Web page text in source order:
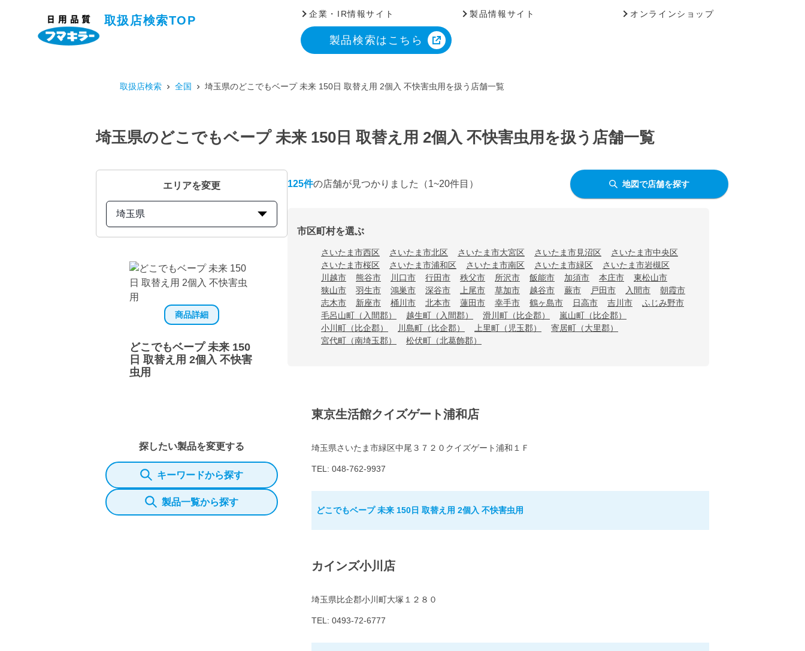
取扱店検索TOP
企業・IR情報サイト 製品情報サイト オンラインショップ
製品検索はこちら
取扱店検索 全国 埼玉県のどこでもベープ 未来 150日 取替え用 2個入 不快害虫用を扱う店舗一覧
埼玉県のどこでもベープ 未来 150日 取替え用 2個入 不快害虫用を扱う店舗一覧
エリアを変更
埼玉県
商品詳細
どこでもベープ 未来 150
日 取替え用 2個入 不快害
虫用
探したい製品を変更する
キーワードから探す
製品一覧から探す
125件の店舗が見つかりました （1~20件目） 地図で店舗を探す
市区町村を選ぶ
さいたま市西区 さいたま市北区 さいたま市大宮区 さいたま市見沼区
さいたま市中央区
さいたま市桜区
さいたま市浦和区 さいたま市南区 さいたま市緑区
さいたま市岩槻区
川越市
熊谷市 川口市 行田市 秩父市 所沢市 飯能市 加須市 本庄市
東松山市
狭山市
羽生市 鴻巣市 深谷市 上尾市 草加市 越谷市 蕨市 戸田市 入間市
朝霞市
志木市
新座市 桶川市 北本市 蓮田市 幸手市 鶴ヶ島市 日高市 吉川市
ふじみ野市
毛呂山町（入間郡）
越生町（入間郡） 滑川町（比企郡）
嵐山町（比企郡）
小川町（比企郡）
川島町（比企郡） 上里町（児玉郡）
寄居町（大里郡）
宮代町（南埼玉郡）
松伏町（北葛飾郡）
東京生活館クイズゲート浦和店
埼玉県さいたま市緑区中尾３７２０クイズゲート浦和１Ｆ
TEL: 048-762-9937
どこでもベープ 未来 150日 取替え用 2個入 不快害虫用
カインズ小川店
埼玉県比企郡小川町大塚１２８０
TEL: 0493-72-6777